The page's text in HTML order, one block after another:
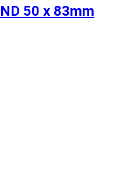
50 x 83mm